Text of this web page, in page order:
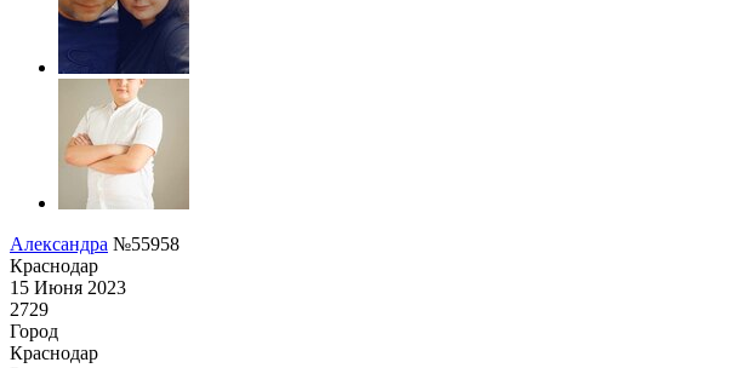
Александра №55958
Краснодар
15 Июня 2023
2729
Город
Краснодар